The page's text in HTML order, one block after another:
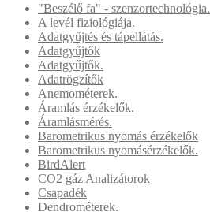
"Beszélő fa" - szenzortechnológia.
A levél fiziológiája.
Adatgyűjtés és tápellátás.
Adatgyűjtők
Adatgyűjtők.
Adatrögzítők
Anemométerek.
Áramlás érzékelők.
Áramlásmérés.
Barometrikus nyomás érzékelők
Barometrikus nyomásérzékelők.
BirdAlert
CO2 gáz Analizátorok
Csapadék
Dendrométerek.